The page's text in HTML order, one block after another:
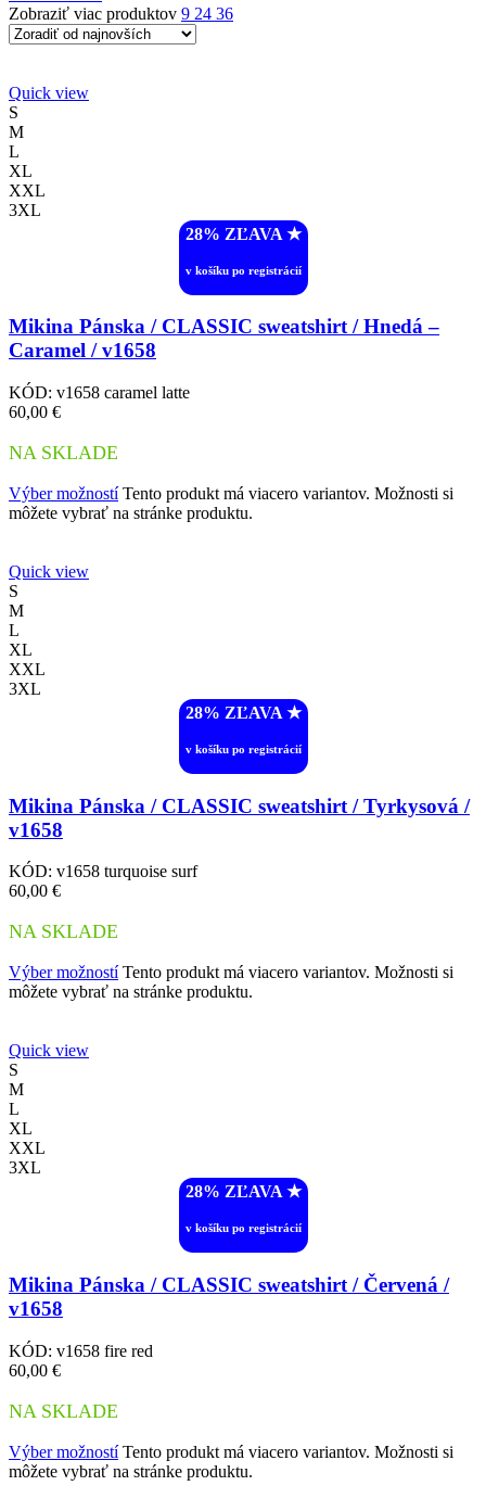
Zobraziť viac produktov 9 24 36
Quick view
S
M
L
XL
XXL
3XL
28% ZĽAVA ︎★
v košíku po registrácií
Mikina Pánska / CLASSIC sweatshirt / Hnedá –
Caramel / v1658
KÓD: v1658 caramel latte
60,00 €
NA SKLADE
Výber možností Tento produkt má viacero variantov. Možnosti si
môžete vybrať na stránke produktu.
Quick view
S
M
L
XL
XXL
3XL
28% ZĽAVA ︎★
v košíku po registrácií
Mikina Pánska / CLASSIC sweatshirt / Tyrkysová /
v1658
KÓD: v1658 turquoise surf
60,00 €
NA SKLADE
Výber možností Tento produkt má viacero variantov. Možnosti si
môžete vybrať na stránke produktu.
Quick view
S
M
L
XL
XXL
3XL
28% ZĽAVA ︎★
v košíku po registrácií
Mikina Pánska / CLASSIC sweatshirt / Červená /
v1658
KÓD: v1658 fire red
60,00 €
NA SKLADE
Výber možností Tento produkt má viacero variantov. Možnosti si
môžete vybrať na stránke produktu.